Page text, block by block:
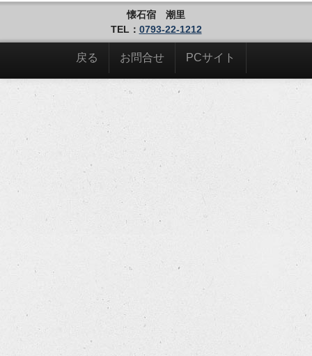
懐石宿 潮里
TEL： 0793-22-1212
戻る お問合せ PCサイト